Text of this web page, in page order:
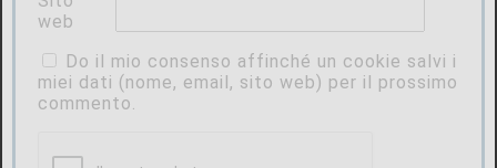
web
Do il mio consenso affinché un cookie salvi i
miei dati (nome, email, sito web) per il prossimo
commento.